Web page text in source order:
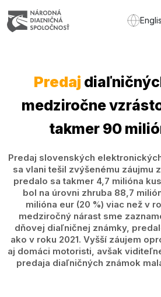
Predaj
medziročne
takmer 90
Predaj slovenských
sa vlani tešil zvýšenému záujmu
predalo sa takmer 4,7 milióna
bol na úrovni zhruba 88,7
milióna eur (20 %) viac než v
medziročný nárast sme
dňovej diaľničnej známky,
ako v roku 2021. Vyšší záujem
aj domáci motoristi, avšak
predaja diaľničných známok